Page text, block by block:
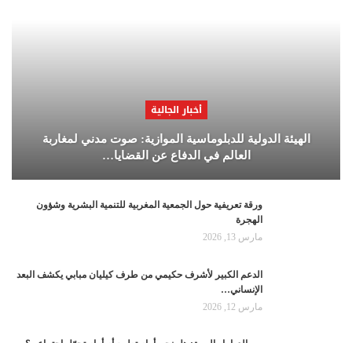
أخبار الجالية
الهيئة الدولية للدبلوماسية الموازية: صوت مدني لمغاربة
العالم في الدفاع عن القضايا…
ورقة تعريفية حول الجمعية المغربية للتنمية البشرية وشؤون
الهجرة
مارس 13, 2026
الدعم الكبير لأشرف حكيمي من طرف كيليان مبابي يكشف البعد
الإنساني…
مارس 12, 2026